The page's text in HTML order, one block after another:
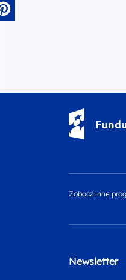
Zobacz inne
Newsletter